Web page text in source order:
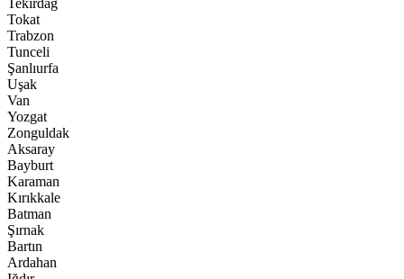
Tekirdağ
Tokat
Trabzon
Tunceli
Şanlıurfa
Uşak
Van
Yozgat
Zonguldak
Aksaray
Bayburt
Karaman
Kırıkkale
Batman
Şırnak
Bartın
Ardahan